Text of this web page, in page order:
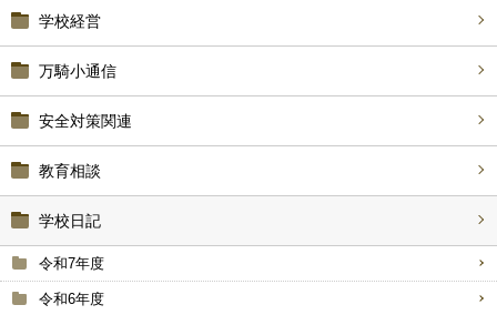
学校経営
万騎小通信
安全対策関連
教育相談
学校日記
令和7年度
令和6年度